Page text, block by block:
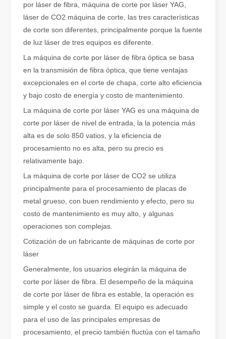
Cómo elegir su compañero de trabajo: máquina de corte por láser
El corte de metal por láser es un método de precisión que se
El corte por láser de láminas de metal es un método de corte
por láser de fibra, máquina de corte por láser YAG,
láser de CO2 máquina de corte, las tres características
de corte son diferentes, principalmente porque la fuente
de luz láser de tres equipos es diferente.
La máquina de corte por láser de fibra óptica se basa
en la transmisión de fibra óptica, que tiene ventajas
excepcionales en el corte de chapa, corte alto eficiencia
y bajo costo de energía y costo de mantenimiento.
La máquina de corte por láser YAG es una máquina de
corte por láser de nivel de entrada, la la potencia más
alta es de solo 850 vatios, y la eficiencia de
procesamiento no es alta, pero su precio es
relativamente bajo.
La máquina de corte por láser de CO2 se utiliza
principalmente para el procesamiento de placas de
metal grueso, con buen rendimiento y efecto, pero su
costo de mantenimiento es muy alto, y algunas
operaciones son complejas.
Cotización de un fabricante de máquinas de corte por
láser
Generalmente, los usuarios elegirán la máquina de
corte por láser de fibra. El desempeño de la máquina
de corte por láser de fibra es estable, la operación es
simple y el costo se guarda. El equipo es adecuado
para el uso de las principales empresas de
procesamiento, el precio también fluctúa con el tamaño